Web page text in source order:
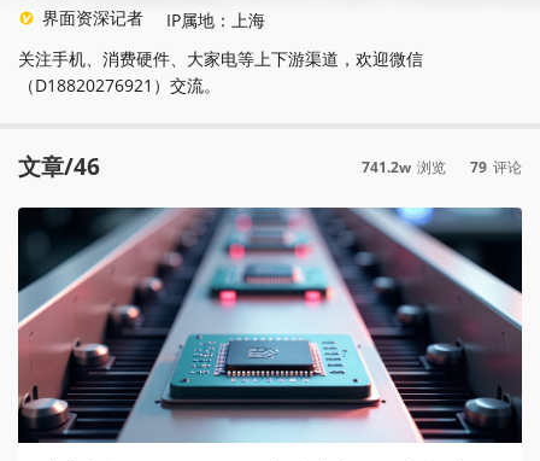
界面资深记者
IP属地：上海
关注手机、消费硬件、大家电等上下游渠道，欢迎微信
（D18820276921）交流。
文章/46 741.2w 浏览 79 评论